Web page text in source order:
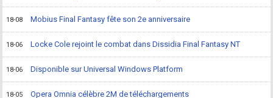
18-08 Mobius Final Fantasy fête son 2e anniversaire
18-06 Locke Cole rejoint le combat dans Dissidia Final Fantasy NT
18-06 Disponible sur Universal Windows Platform
18-05 Opera Omnia célèbre 2M de téléchargements